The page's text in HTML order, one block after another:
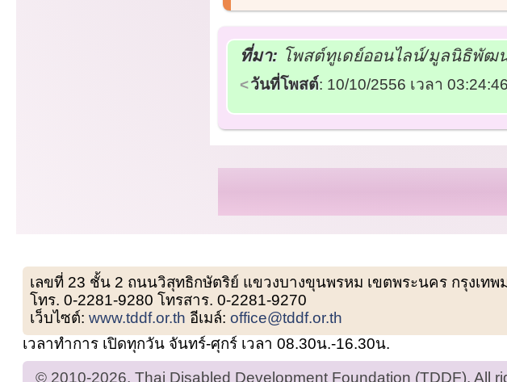
ที่มา: โพสต์ทูเดย์ออนไลน์/มูลนิธิพัฒ
วันที่โพสต์: 10/10/2556 เวลา 03:24:46
เลขที่ 23 ชั้น 2 ถนนวิสุทธิกษัตริย์ แขวงบางขุนพรหม เขตพระนคร กรุงเทพ
โทร. 0-2281-9280 โทรสาร. 0-2281-9270
เว็บไซต์:www.tddf.or.th อีเมล์:office@tddf.or.th
เวลาทำการ เปิดทุกวัน จันทร์-ศุกร์ เวลา 08.30น.-16.30น.
© 2010-2026, Thai Disabled Development Foundation (TDDF). All